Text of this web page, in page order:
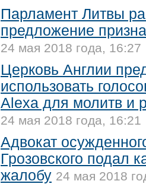
Парламент Литвы
предложение
24 мая 2018 года, 16:27
Церковь Англии
использовать
Alexa для молитв и
24 мая 2018 года, 16:21
Адвокат
Грозовского подал
жалобу 24 мая 2018